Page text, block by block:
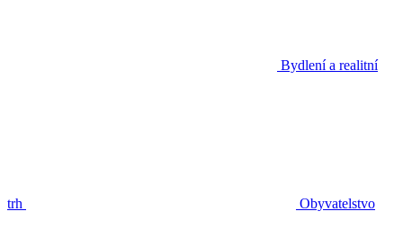
Bydlení a realitní
trh Obyvatelstvo